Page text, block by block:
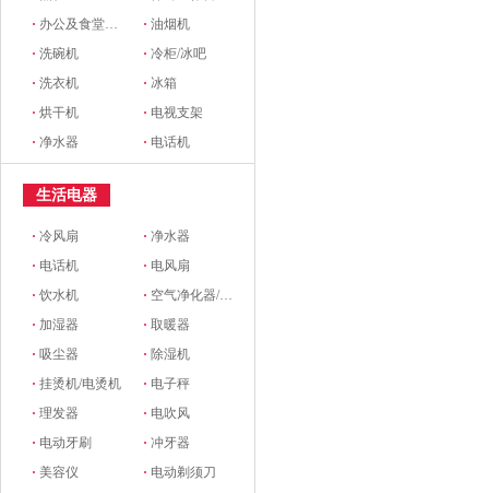
· 办公及食堂开水器 ·油烟机
·洗碗机 ·冷柜/冰吧
·洗衣机 ·冰箱
·烘干机 · 电视支架
·净水器 · 电话机
生活电器
·冷风扇 ·净水器
· 电话机 · 电风扇
·饮水机 · 空气净化器/新风系统
· 加湿器 ·取暖器
·吸尘器 · 除湿机
·挂烫机/电烫机 · 电子秤
·理发器 · 电吹风
· 电动牙刷 ·冲牙器
·美容仪 · 电动剃须刀